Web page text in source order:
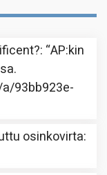
: “AP:kin
93bb923e-
osinkovirta: